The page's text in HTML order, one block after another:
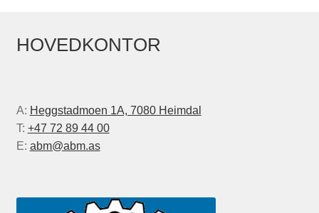
HOVEDKONTOR
A: Heggstadmoen 1A, 7080 Heimdal
T: +47 72 89 44 00
E: abm@abm.as